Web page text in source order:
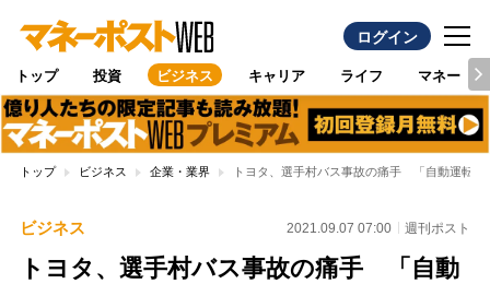
ログイン
トップ 投資 ビジネス キャリア ライフ マネー
トップ ビジネス 企業・業界 トヨタ、選手村バス事故の痛手 「自動運転」
ビジネス 2021.09.07 07:00 週刊ポスト
トヨタ、選手村バス事故の痛手 「自動